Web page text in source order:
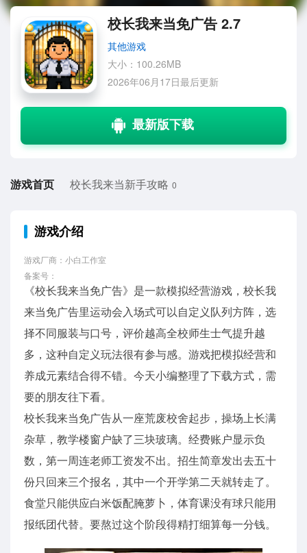
校长我来当免广告 2.7
其他游戏
大小：100.26MB
2026年06月17日最后更新
游戏首页 校长我来当新手攻略 0
游戏介绍
游戏厂商：小白工作室
备案号：
《校长我来当免广告》是一款模拟经营游戏，校长我
来当免广告里运动会入场式可以自定义队列方阵，选
择不同服装与口号，评价越高全校师生士气提升越
多，这种自定义玩法很有参与感。游戏把模拟经营和
养成元素结合得不错。今天小编整理了下载方式，需
要的朋友往下看。
校长我来当免广告从一座荒废校舍起步，操场上长满
杂草，教学楼窗户缺了三块玻璃。经费账户显示负
数，第一周连老师工资发不出。招生简章发出去五十
份只回来三个报名，其中一个开学第二天就转走了。
食堂只能供应白米饭配腌萝卜，体育课没有球只能用
报纸团代替。要熬过这个阶段得精打细算每一分钱。